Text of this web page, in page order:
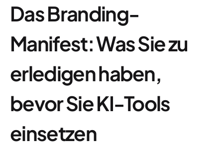
Das Branding-
Manifest: Was Sie zu
erledigen haben,
bevor Sie KI-Tools
einsetzen